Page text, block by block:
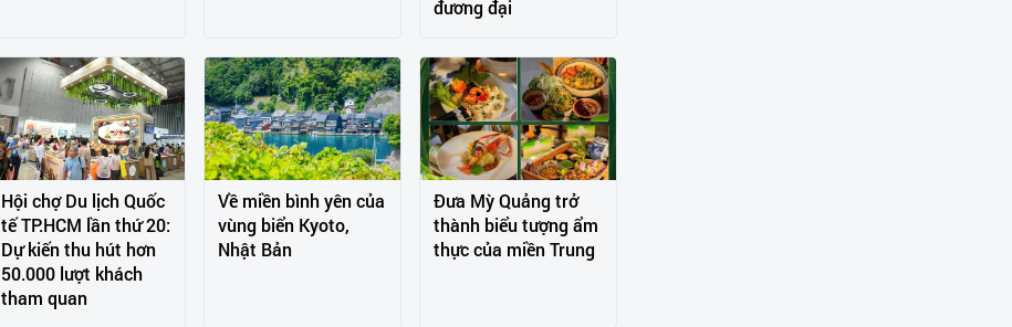
đương đại
Hội chợ Du lịch Quốc
tế TP.HCM lần thứ 20:
Dự kiến thu hút hơn
50.000 lượt khách
tham quan
Về miền bình yên của
vùng biển Kyoto,
Nhật Bản
Đưa Mỳ Quảng trở
thành biểu tượng ẩm
thực của miền Trung